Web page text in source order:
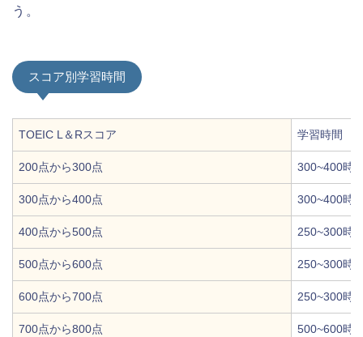
う。
スコア別学習時間
TOEIC L＆Rスコア 学習時間
200点から300点 300~400時
300点から400点 300~400時
400点から500点 250~300時
500点から600点 250~300時
600点から700点 250~300時
700点から800点 500~600時